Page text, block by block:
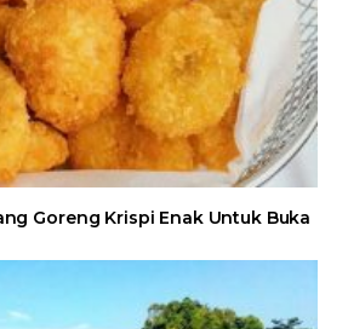
Goreng Krispi Enak Untuk Buka